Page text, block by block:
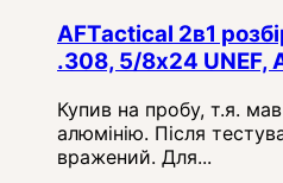
AFTactical 2в1
.308, 5/8x24 UNEF,
Купив на пробу, т.я.
алюмінію. Після
вражений. Для...